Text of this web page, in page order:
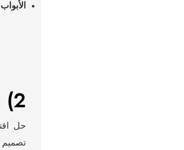
2) الهناجر الزراعية (حظائر/مخازن أعلاف)
حل
تصميم